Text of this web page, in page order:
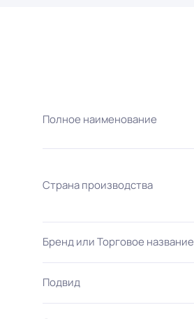
Полное наименование
Страна производства
Бренд или Торговое название
Подвид